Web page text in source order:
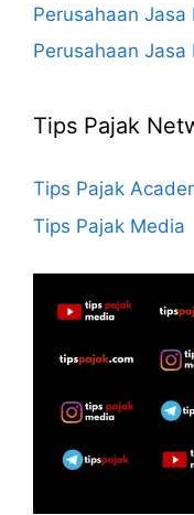
Perusahaan Jasa
Perusahaan
Tips Pajak
Tips Pajak
Tips Pajak Media